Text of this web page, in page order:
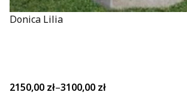
Donica Lilia
2150,00 zł–3100,00 zł
Zakres cen: od 2150,00 zł do 3100,00 zł